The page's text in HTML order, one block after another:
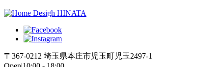
〒367-0212 埼玉県本庄市児玉町児玉2497-1